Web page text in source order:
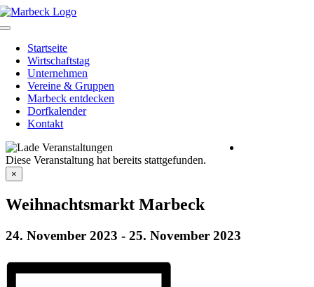
Skip
to
Toggle
NavigationStartseite
Wirtschaftstag
Unternehmen
Vereine & Gruppen
Marbeck entdecken
Dorfkalender
Kontakt
Diese Veranstaltung hat bereits stattgefunden.
×
Weihnachtsmarkt Marbeck
24. November 2023 - 25. November 2023